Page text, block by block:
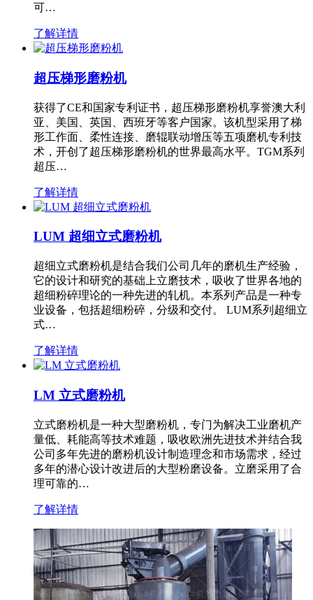
可…
了解详情
超压梯形磨粉机
获得了CE和国家专利证书，超压梯形磨粉机享誉澳大利
亚、美国、英国、西班牙等客户国家。该机型采用了梯
形工作面、柔性连接、磨辊联动增压等五项磨机专利技
术，开创了超压梯形磨粉机的世界最高水平。TGM系列
超压…
了解详情
LUM 超细立式磨粉机
超细立式磨粉机是结合我们公司几年的磨机生产经验，
它的设计和研究的基础上立磨技术，吸收了世界各地的
超细粉碎理论的一种先进的轧机。本系列产品是一种专
业设备，包括超细粉碎，分级和交付。 LUM系列超细立
式…
了解详情
LM 立式磨粉机
立式磨粉机是一种大型磨粉机，专门为解决工业磨机产
量低、耗能高等技术难题，吸收欧洲先进技术并结合我
公司多年先进的磨粉机设计制造理念和市场需求，经过
多年的潜心设计改进后的大型粉磨设备。立磨采用了合
理可靠的…
了解详情